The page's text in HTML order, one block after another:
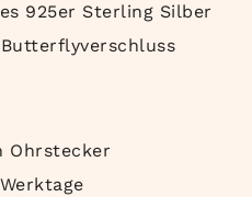
925er Sterling Silber
Ohrstecker